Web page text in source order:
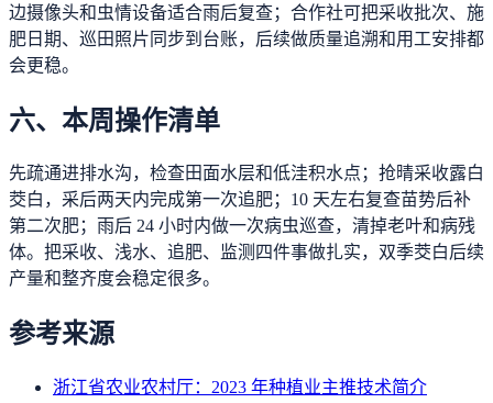
边摄像头和虫情设备适合雨后复查；合作社可把采收批次、施
肥日期、巡田照片同步到台账，后续做质量追溯和用工安排都
会更稳。
六、本周操作清单
先疏通进排水沟，检查田面水层和低洼积水点；抢晴采收露白
茭白，采后两天内完成第一次追肥；10 天左右复查苗势后补
第二次肥；雨后 24 小时内做一次病虫巡查，清掉老叶和病残
体。把采收、浅水、追肥、监测四件事做扎实，双季茭白后续
产量和整齐度会稳定很多。
参考来源
浙江省农业农村厅：2023 年种植业主推技术简介